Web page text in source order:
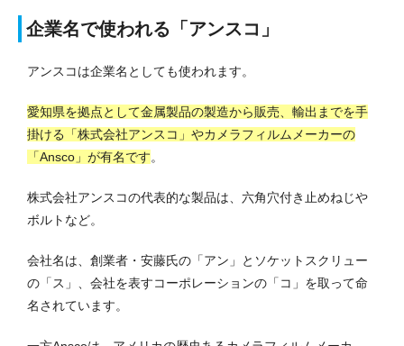
企業名で使われる「アンスコ」
アンスコは企業名としても使われます。
愛知県を拠点として金属製品の製造から販売、輸出までを手
掛ける「株式会社アンスコ」やカメラフィルムメーカーの
「Ansco」が有名です。
株式会社アンスコの代表的な製品は、六角穴付き止めねじや
ボルトなど。
会社名は、創業者・安藤氏の「アン」とソケットスクリュー
の「ス」、会社を表すコーポレーションの「コ」を取って命
名されています。